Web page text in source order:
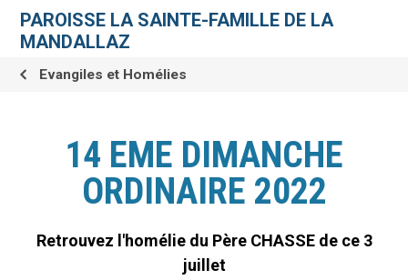
contenu.
navigation
personnelsPAROISSE LA SAINTE-FAMILLE DE LA
MANDALLAZ
Evangiles et Homélies
14 EME DIMANCHE
ORDINAIRE 2022
Retrouvez l'homélie du Père CHASSE de ce 3
juillet